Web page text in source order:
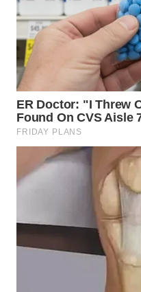
LANGKAT
TAPANULI
SELATAN
WN
TANJUNG
WN